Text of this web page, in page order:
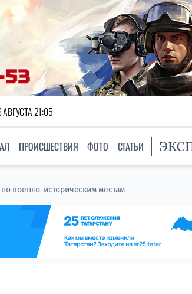
АВГУСТА 21:05
ПРОИСШЕСТВИЯ ФОТО СТАТЬИ
военно-историческим местам